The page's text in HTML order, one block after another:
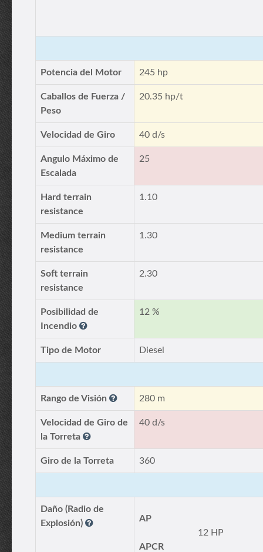
Potencia del Motor 245 hp
Caballos de Fuerza /
Peso
20.35 hp/t
Velocidad de Giro 40 d/s
Angulo Máximo de
Escalada
25
Hard terrain
resistance
1.10
Medium terrain
resistance
1.30
Soft terrain
resistance
2.30
Posibilidad de
Incendio
12 %
Tipo de Motor Diesel
Rango de Visión 280 m
Velocidad de Giro de
la Torreta
40 d/s
Giro de la Torreta 360
Daño (Radio de
Explosión)
AP
12 HP
APCR